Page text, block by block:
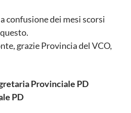
confusione dei mesi scorsi
grazie Provincia del VCO,
Provinciale PD
PD